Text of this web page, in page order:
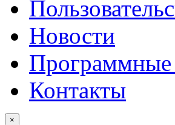
Новости
Контакты
×